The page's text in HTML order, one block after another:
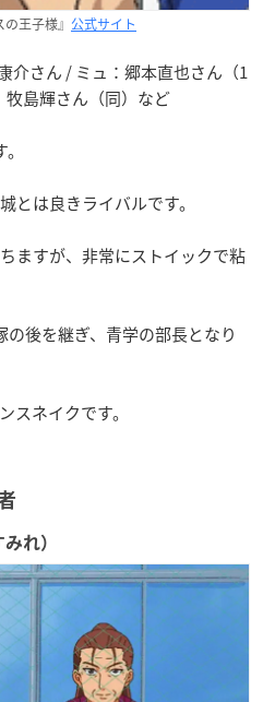
王子様』 公式サイト
介さん / ミュ：郷本直也さん（1
島輝さん（同）など
とは良きライバルです。
ますが、非常にストイックで粘
後を継ぎ、青学の部長となり
スネイクです。
れ）